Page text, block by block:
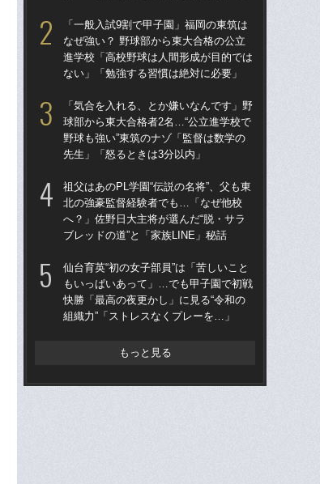
「一般入試9割で甲子園」福岡の東筑は
なぜ強い？ 野球部から東大合格の公立
進学校「高校野球は人間形成が目的では
ない」「勉強する習慣は絶対に必要」
「気合を入れる、とか嫌いなんです」野
球部から東大合格者2名…“公立進学校で
野球も強い”東筑のナゾ「監督は数学の
先生」「怒るときは3分以内」
祖父はあのPL学園“伝説の名将”、父も東
北の強豪監督経験者でも…「なぜ他校
へ？」佐野日大主将が選んだ“脱・サラ
ブレッドの道”と「家族LINE」秘話
仙台育英“初の女子部員”は「苦しいこと
もいっぱいあって」…でも甲子園で初戦
快勝「最高の夜更かし」に見る“令和の
組織力”「ストレスなくプレーを…」
もっと見る